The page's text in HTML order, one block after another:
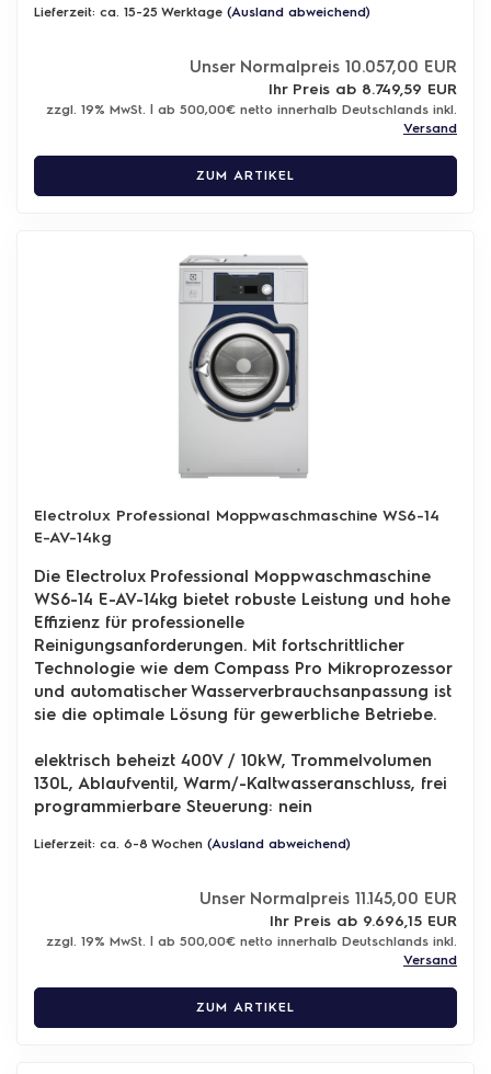
Lieferzeit: ca. 15-25 Werktage (Ausland abweichend)
Unser Normalpreis 10.057,00 EUR
Ihr Preis ab 8.749,59 EUR
zzgl. 19% MwSt. | ab 500,00€ netto innerhalb Deutschlands inkl.
Versand
ZUM ARTIKEL
Electrolux Professional Moppwaschmaschine WS6-14
E-AV-14kg
Die Electrolux Professional Moppwaschmaschine
WS6-14 E-AV-14kg bietet robuste Leistung und hohe
Effizienz für professionelle
Reinigungsanforderungen. Mit fortschrittlicher
Technologie wie dem Compass Pro Mikroprozessor
und automatischer Wasserverbrauchsanpassung ist
sie die optimale Lösung für gewerbliche Betriebe.
elektrisch beheizt 400V / 10kW, Trommelvolumen
130L, Ablaufventil, Warm/-Kaltwasseranschluss, frei
programmierbare Steuerung: nein
Lieferzeit: ca. 6-8 Wochen (Ausland abweichend)
Unser Normalpreis 11.145,00 EUR
Ihr Preis ab 9.696,15 EUR
zzgl. 19% MwSt. | ab 500,00€ netto innerhalb Deutschlands inkl.
Versand
ZUM ARTIKEL